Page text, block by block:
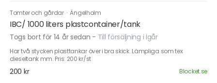
Tomter och gårdar ·Ängelholm
IBC/ 1000 liters plastcontainer/tank
Togs bort för 14 år sedan - Till försäljning i Igår
Har två stycken plasttankar över i bra skick. Lämpliga som tex
dieseltank mm. Pris: 200 kr/st
200 kr Blocket.se